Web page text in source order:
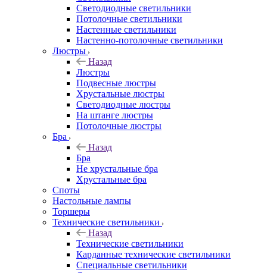
Светодиодные светильники
Потолочные светильники
Настенные светильники
Настенно-потолочные светильники
Люстры
Назад
Люстры
Подвесные люстры
Хрустальные люстры
Светодиодные люстры
На штанге люстры
Потолочные люстры
Бра
Назад
Бра
Не хрустальные бра
Хрустальные бра
Споты
Настольные лампы
Торшеры
Технические светильники
Назад
Технические светильники
Карданные технические светильники
Специальные светильники